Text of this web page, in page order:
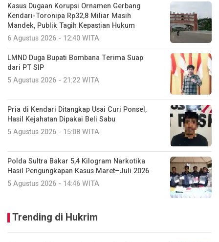
Kasus Dugaan Korupsi Ornamen Gerbang
Kendari-Toronipa Rp32,8 Miliar Masih
Mandek, Publik Tagih Kepastian Hukum
6 Agustus 2026 - 12:40 WITA
LMND Duga Bupati Bombana Terima Suap
dari PT SIP
5 Agustus 2026 - 21:22 WITA
Pria di Kendari Ditangkap Usai Curi Ponsel,
Hasil Kejahatan Dipakai Beli Sabu
5 Agustus 2026 - 15:08 WITA
Polda Sultra Bakar 5,4 Kilogram Narkotika
Hasil Pengungkapan Kasus Maret–Juli 2026
5 Agustus 2026 - 14:46 WITA
Trending di Hukrim